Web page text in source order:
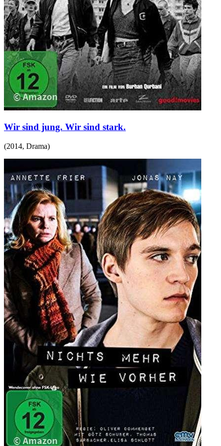
Wir sind jung. Wir sind stark.
(2014, Drama)